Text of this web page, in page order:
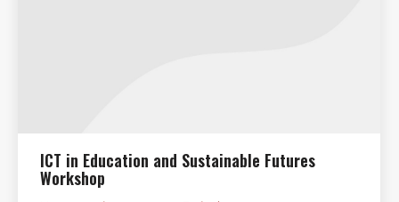
ICT in Education and Sustainable Futures
Workshop